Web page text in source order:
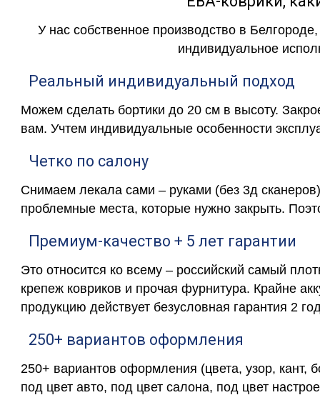
У нас собственное производство в
индивидуальное
Реальный индивидуальный подход
Можем сделать бортики до 20 см в высоту.
вам. Учтем индивидуальные особенности
Четко по салону
Снимаем лекала сами – руками (без 3д
проблемные места, которые нужно закрыть.
Премиум-качество + 5 лет гарантии
Это относится ко всему – российский самый
крепеж ковриков и прочая фурнитура. Крайне
продукцию действует безусловная гарантия 2
250+ вариантов оформления
250+ вариантов оформления (цвета, узор, кант,
под цвет авто, под цвет салона, под цвет